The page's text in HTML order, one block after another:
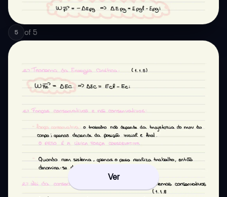
5 of 5
Ver